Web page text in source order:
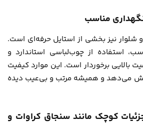
نیز بخشی از استایل حرفه‌ای است.
استفاده از چوب‌لباسی استاندارد و
بالایی برخوردار است. این موارد کیفیت
می‌دهد و همیشه مرتب و بی‌عیب دیده
کوچک مانند سنجاق کراوات و